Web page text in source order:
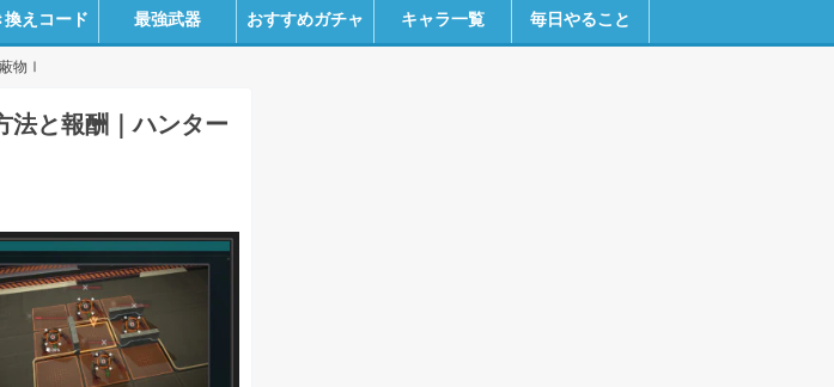
換えコード 最強武器 おすすめガチャ キャラ一覧 毎日やること
物Ⅰ
法と報酬｜ハンター